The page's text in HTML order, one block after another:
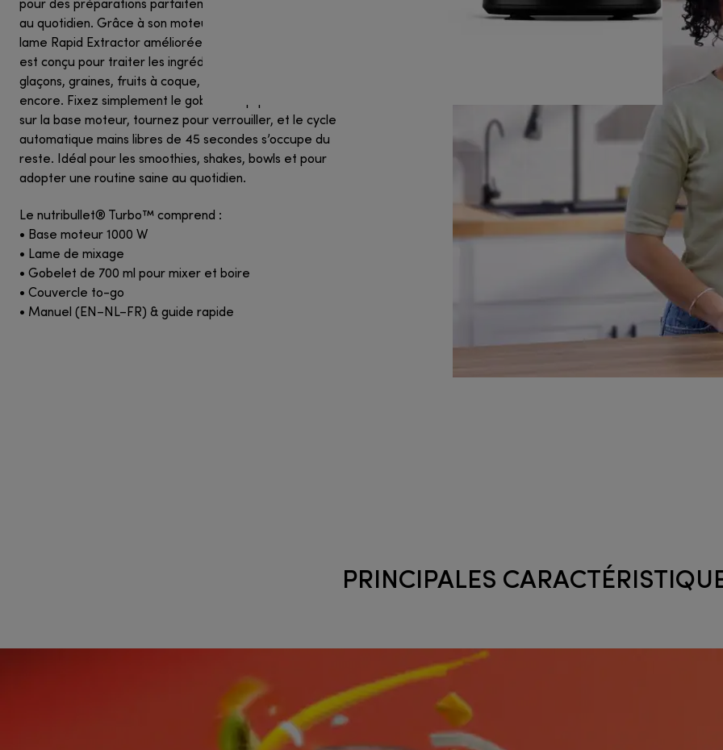
pour des préparations parfaitement lisses et nutritives
au quotidien. Grâce à son moteur de 1000 watts et à sa
lame Rapid Extractor améliorée, ce blender personnel
est conçu pour traiter les ingrédients les plus durs :
glaçons, graines, fruits à coque, légumes fibreux, et plus
encore. Fixez simplement le gobelet équipé de la lame
sur la base moteur, tournez pour verrouiller, et le cycle
automatique mains libres de 45 secondes s’occupe du
reste. Idéal pour les smoothies, shakes, bowls et pour
adopter une routine saine au quotidien.
Le nutribullet® Turbo™ comprend :
• Base moteur 1000 W
• Lame de mixage
• Gobelet de 700 ml pour mixer et boire
• Couvercle to-go
• Manuel (EN–NL–FR) & guide rapide
PRINCIPALES